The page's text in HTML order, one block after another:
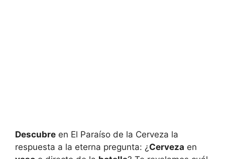
Descubre en El Paraíso de la Cerveza la
respuesta a la eterna pregunta: ¿ Cerveza en